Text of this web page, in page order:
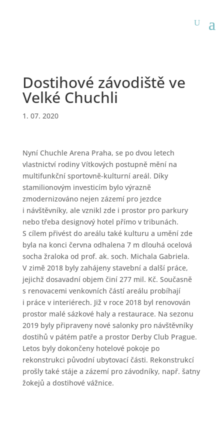
Dostihové závodiště ve
Velké Chuchli
1. 07. 2020
Nyní Chuchle Arena Praha, se po dvou letech
vlastnictví rodiny Vítkových postupně mění na
multifunkční sportovně-kulturní areál. Díky
stamilionovým investicím bylo výrazně
zmodernizováno nejen zázemí pro jezdce
i návštěvníky, ale vznikl zde i prostor pro parkury
nebo třeba designový hotel přímo v tribunách.
S cílem přivést do areálu také kulturu a umění zde
byla na konci června odhalena 7 m dlouhá ocelová
socha žraloka od prof. ak. soch. Michala Gabriela.
V zimě 2018 byly zahájeny stavební a další práce,
jejichž dosavadní objem činí 277 mil. Kč. Současně
s renovacemi venkovních částí areálu probíhají
i práce v interiérech. Již v roce 2018 byl renovován
prostor malé sázkové haly a restaurace. Na sezonu
2019 byly připraveny nové salonky pro návštěvníky
dostihů v pátém patře a prostor Derby Club Prague.
Letos byly dokončeny hotelové pokoje po
rekonstrukci původní ubytovací části. Rekonstrukcí
prošly také stáje a zázemí pro závodníky, např. šatny
žokejů a dostihové vážnice.